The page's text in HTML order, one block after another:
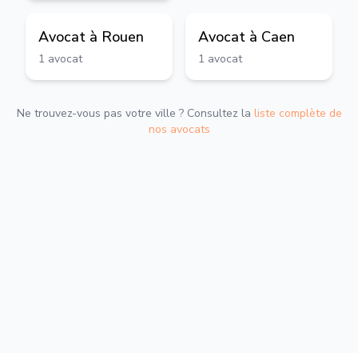
Avocat à Rouen
1 avocat
Avocat à Caen
1 avocat
Ne trouvez-vous pas votre ville ? Consultez la liste complète de
nos avocats